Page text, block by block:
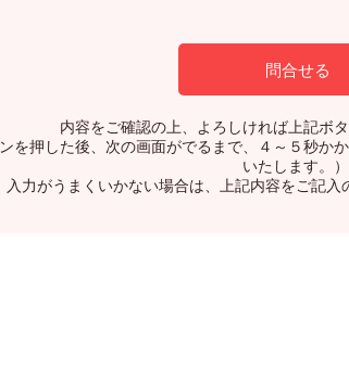
内容をご確認の上、よろしければ上記ボ
ンを押した後、次の画面がでるまで、４～５秒か
いたします。）
入力がうまくいかない場合は、上記内容をご記入